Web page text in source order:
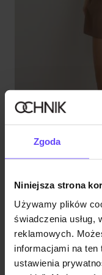
Zgoda
Niniejsza strona
Używamy plików
świadczenia usług,
reklamowych.
informacjami na
ustawienia
Krótki kombinezon
4.9 (8)